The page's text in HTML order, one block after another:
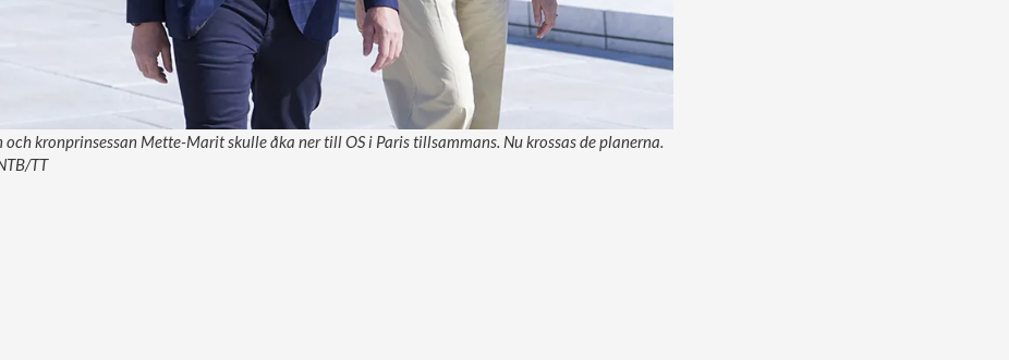
och kronprinsessan Mette-Marit skulle åka ner till OS i Paris tillsammans. Nu krossas de planerna.
TT